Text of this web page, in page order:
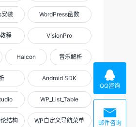
安装 WordPress函数
程 VisionPro
Halcon 音乐解析
Android SDK
WP_List_Table
结构 WP自定义导航菜单

QQ咨询

邮件咨询